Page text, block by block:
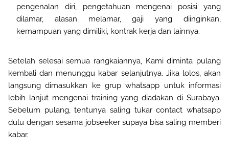
pengenalan diri, pengetahuan mengenai posisi yang
dilamar, alasan melamar, gaji yang diinginkan,
kemampuan yang dimiliki, kontrak kerja dan lainnya.
Setelah selesai semua rangkaiannya, Kami diminta pulang
kembali dan menunggu kabar selanjutnya. Jika lolos, akan
langsung dimasukkan ke grup whatsapp untuk informasi
lebih lanjut mengenai training yang diadakan di Surabaya.
Sebelum pulang, tentunya saling tukar contact whatsapp
dulu dengan sesama jobseeker supaya bisa saling memberi
kabar.